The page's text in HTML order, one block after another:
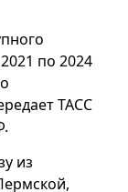
по 2024
ТАСС
из